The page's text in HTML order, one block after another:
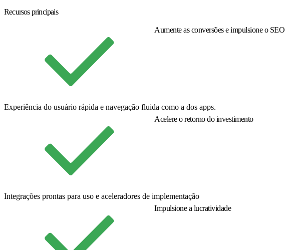
Recursos principais
Aumente as conversões e impulsione o SEO
Experiência do usuário rápida e navegação fluida como a dos apps.
Acelere o retorno do investimento
Integrações prontas para uso e aceleradores de implementação
Impulsione a lucratividade